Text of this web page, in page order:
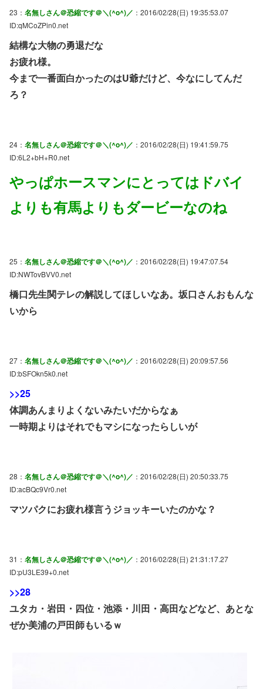
23： 名無しさん＠恐縮です＠＼(^o^)／ ：2016/02/28(日) 19:35:53.07
ID:qMCoZPin0.net
結構な大物の勇退だな
お疲れ様。
今まで一番面白かったのはU爺だけど、今なにしてんだ
ろ？
24： 名無しさん＠恐縮です＠＼(^o^)／ ：2016/02/28(日) 19:41:59.75
ID:6L2+bH+R0.net
やっぱホースマンにとってはドバイ
よりも有馬よりもダービーなのね
25： 名無しさん＠恐縮です＠＼(^o^)／ ：2016/02/28(日) 19:47:07.54
ID:NWTovBVV0.net
橋口先生関テレの解説してほしいなあ。坂口さんおもんな
いから
27： 名無しさん＠恐縮です＠＼(^o^)／ ：2016/02/28(日) 20:09:57.56
ID:bSFOkn5k0.net
>>25
体調あんまりよくないみたいだからなぁ
一時期よりはそれでもマシになったらしいが
28： 名無しさん＠恐縮です＠＼(^o^)／ ：2016/02/28(日) 20:50:33.75
ID:acBQc9Vr0.net
マツパクにお疲れ様言うジョッキーいたのかな？
31： 名無しさん＠恐縮です＠＼(^o^)／ ：2016/02/28(日) 21:31:17.27
ID:pU3LE39+0.net
>>28
ユタカ・岩田・四位・池添・川田・高田などなど、あとな
ぜか美浦の戸田師もいるｗ